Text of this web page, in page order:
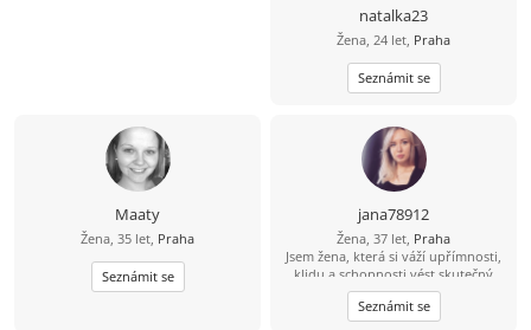
natalka23
Žena, 24 let, Praha
Seznámit se
Maaty
Žena, 35 let, Praha
Seznámit se
jana78912
Žena, 37 let, Praha
Jsem žena, která si váží upřímnosti,
klidu a schopnosti vést skutečný
rozhovor, ne jen komunikaci „pro
formu“. Je pro mě důležité mít po
Seznámit se